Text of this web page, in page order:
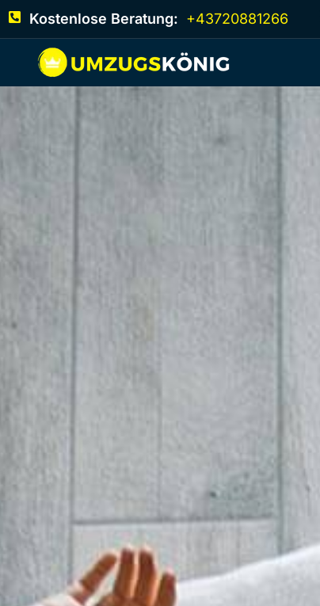
Kostenlose Beratung: +43720881266